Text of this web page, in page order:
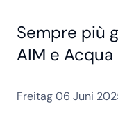
Sempre più
AIM e Acqua
Freitag 06 Juni